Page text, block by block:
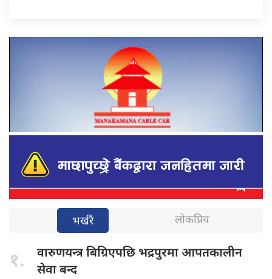
भर्खरै लोकप्रिय
१. वारुणयन्त्र बिग्रिएपछि भद्रपुरमा आपतकालीन
सेवा बन्द